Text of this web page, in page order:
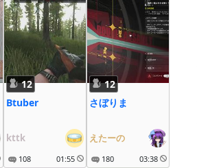
12
Btuber
kttk
108 01:55
12
さぼりま
えたーの
180
03:38